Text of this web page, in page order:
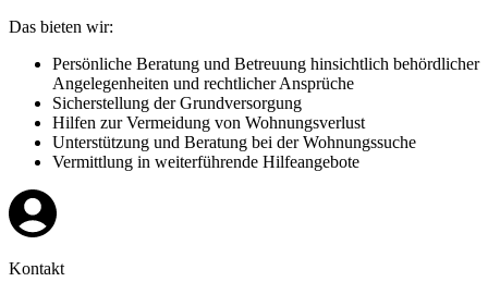
Das bieten wir:
Persönliche Beratung und Betreuung hinsichtlich behördlicher
Angelegenheiten und rechtlicher Ansprüche
Sicherstellung der Grundversorgung
Hilfen zur Vermeidung von Wohnungsverlust
Unterstützung und Beratung bei der Wohnungssuche
Vermittlung in weiterführende Hilfeangebote
Kontakt